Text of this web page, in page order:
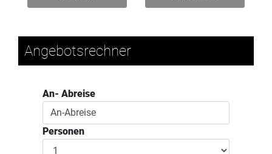
Angebotsrechner
An- Abreise
Personen